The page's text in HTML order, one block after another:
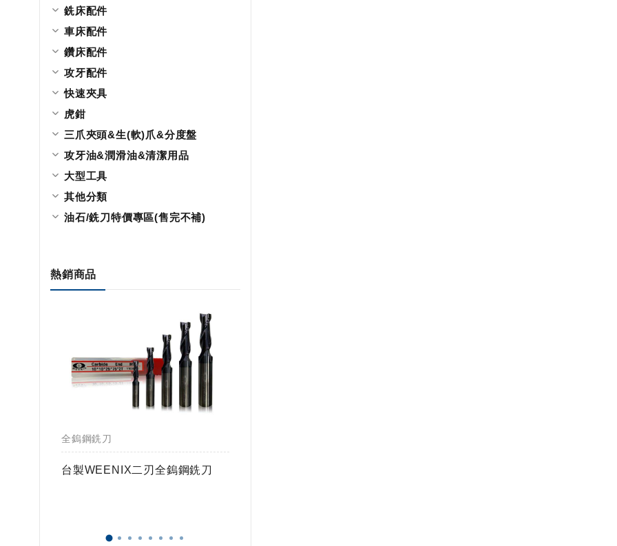
銑床配件
車床配件
鑽床配件
攻牙配件
快速夾具
虎鉗
三爪夾頭&生(軟)爪&分度盤
攻牙油&潤滑油&清潔用品
大型工具
其他分類
油石/銑刀特價專區(售完不補)
熱銷商品
全鎢鋼銑刀
台製WEENIX二刃全鎢鋼銑刀